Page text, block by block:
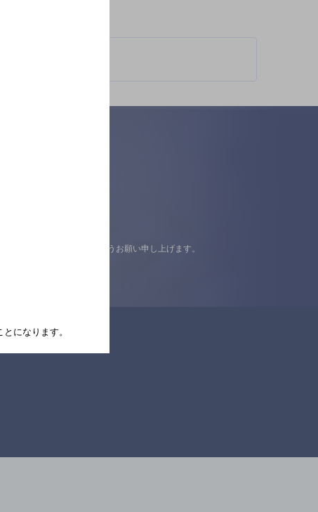
が異なります。
の上ご来店くださいますようお願い申し上げます。
になります。